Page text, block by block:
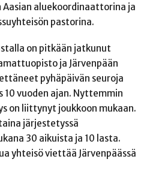
Aasian aluekoordinaattorina ja
pastorina.
on pitkään jatkunut
ja Järvenpään
pyhäpäivän seuroja
10 vuoden ajan. Nyttemmin
on liittynyt joukkoon mukaan.
järjestetyssä
30 aikuista ja 10 lasta.
yhteisö viettää Järvenpäässä